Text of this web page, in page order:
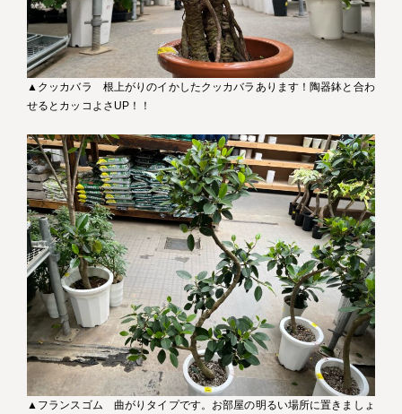
▲クッカバラ 根上がりのイかしたクッカバラあります！陶器鉢と合わ
せるとカッコよさUP！！
▲フランスゴム 曲がりタイプです。お部屋の明るい場所に置きましょ